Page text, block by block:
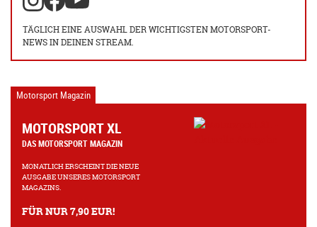
TÄGLICH EINE AUSWAHL DER WICHTIGSTEN MOTORSPORT-
NEWS IN DEINEN STREAM.
Motorsport Magazin
MOTORSPORT XL
DAS MOTORSPORT MAGAZIN
MONATLICH ERSCHEINT DIE NEUE
AUSGABE UNSERES MOTORSPORT
MAGAZINS.
FÜR NUR 7,90 EUR!